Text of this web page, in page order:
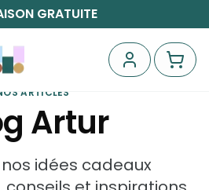
GRATUITE
ARTICLES
Artur
idées cadeaux